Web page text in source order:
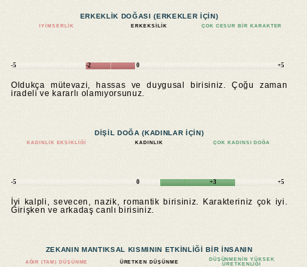
ERKEKLIK DOĞASI (ERKEKLER IÇIN)
IYIMSERLIK ERKEKSILIK ÇOK CESUR BIR KARAKTER
-5 -2 0 +5
Oldukça mütevazi, hassas ve duygusal birisiniz. Çoğu zaman
iradeli ve kararlı olamıyorsunuz.
DIŞIL DOĞA (KADINLAR IÇIN)
KADINLIK EKSIKLIĞI KADINLIK ÇOK KADINSI DOĞA
-5 0 +3 +5
İyi kalpli, sevecen, nazik, romantik birisiniz. Karakteriniz çok iyi.
Girişken ve arkadaş canlı birisiniz.
ZEKANIN MANTIKSAL KISMININ ETKINLIĞI BIR INSANIN
AĞIR (TAM) DÜŞÜNME ÜRETKEN DÜŞÜNME
DÜŞÜNMENIN YÜKSEK
ÜRETKENLIĞI